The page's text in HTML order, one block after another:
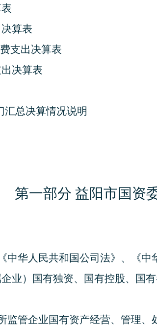
算表
支出决算表
决算表
汇总决算情况说明
第一部分 益阳市国资
中华人民共和国公司法》、《中
业）国有独资、国有控股、国
监管企业国有资产经营、管理